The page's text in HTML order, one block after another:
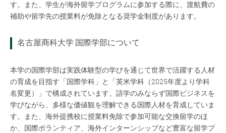
す。また、学生が海外留学プログラムに参加する際に、渡航費の
補助や留学先の授業料が免除となる奨学金制度があります。
名古屋商科大学 国際学部について
本学の国際学部は実践体験型の学びを通じて世界で活躍する人材
の育成を目指す「国際学科」と「英米学科（2025年度より学科
名変更）」で構成されています。語学のみならず国際ビジネスを
学びながら、多様な価値観を理解できる国際人材を育成していま
す。また、海外提携校に授業料免除で参加可能な交換留学のほ
か、国際ボランティア、海外インターンシップなど豊富な留学プ